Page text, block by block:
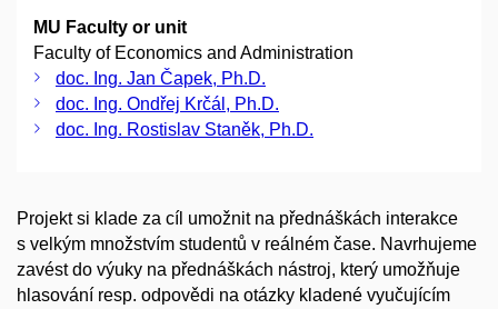
MU Faculty or unit
Faculty of Economics and Administration
doc. Ing. Jan Čapek, Ph.D.
doc. Ing. Ondřej Krčál, Ph.D.
doc. Ing. Rostislav Staněk, Ph.D.
Projekt si klade za cíl umožnit na přednáškách interakce
s velkým množstvím studentů v reálném čase. Navrhujeme
zavést do výuky na přednáškách nástroj, který umožňuje
hlasování resp. odpovědi na otázky kladené vyučujícím